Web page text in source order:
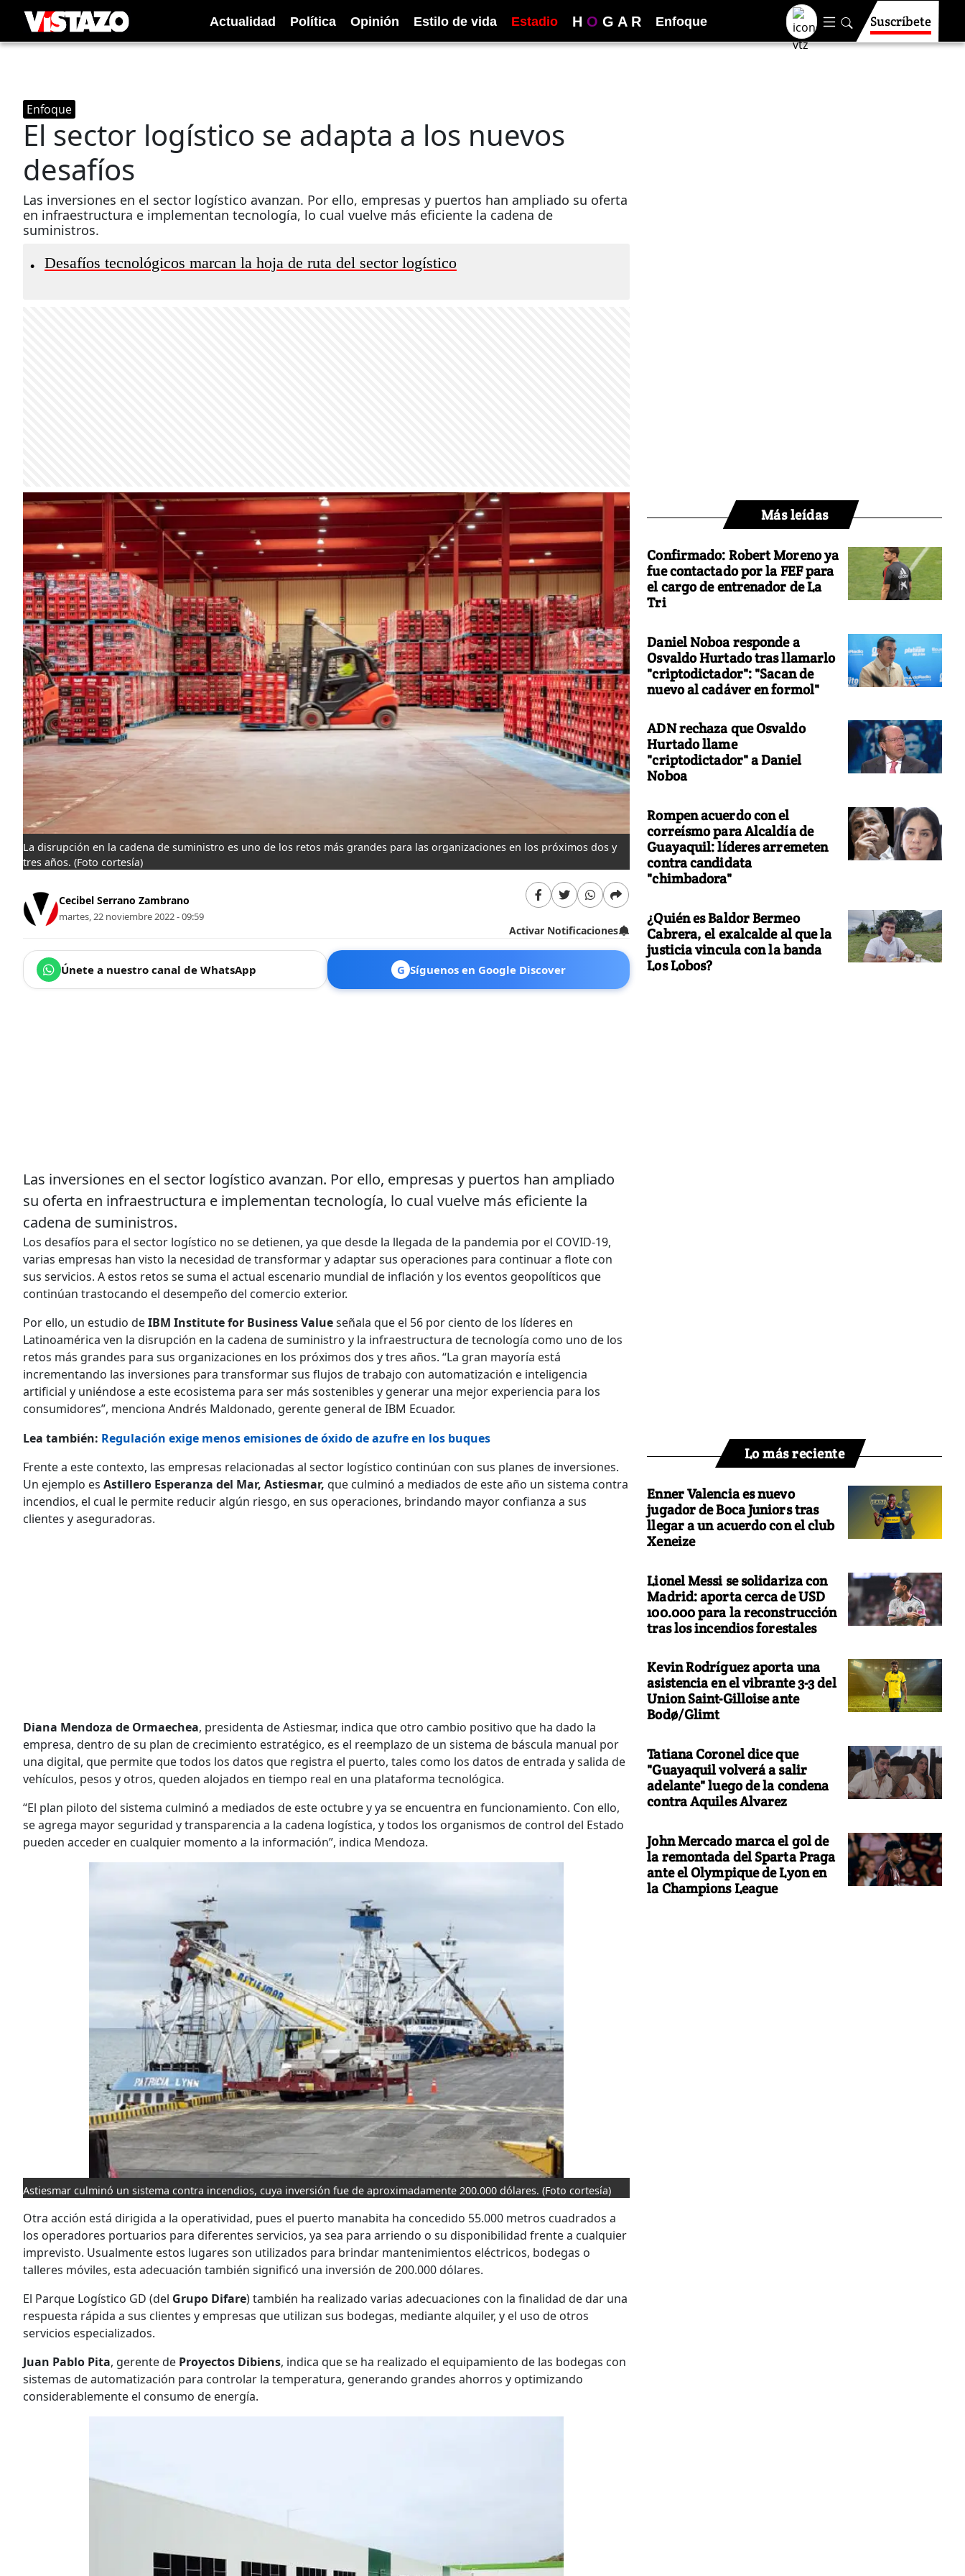
Actualidad Política Opinión Estilo de vida Estadio H O G A R Enfoque Suscríbete
Enfoque
El sector logístico se adapta a los nuevos
desafíos
Las inversiones en el sector logístico avanzan. Por ello, empresas y puertos han ampliado su oferta
en infraestructura e implementan tecnología, lo cual vuelve más eficiente la cadena de
suministros.
• Desafíos tecnológicos marcan la hoja de ruta del sector logístico
La disrupción en la cadena de suministro es uno de los retos más grandes para las organizaciones en los próximos dos y
tres años. (Foto cortesía)
Cecibel Serrano Zambrano
martes, 22 noviembre 2022 - 09:59
Activar Notificaciones
Únete a nuestro canal de WhatsApp G Síguenos en Google Discover
Las inversiones en el sector logístico avanzan. Por ello, empresas y puertos han ampliado
su oferta en infraestructura e implementan tecnología, lo cual vuelve más eficiente la
cadena de suministros.
Los desafíos para el sector logístico no se detienen, ya que desde la llegada de la pandemia por el COVID-19,
varias empresas han visto la necesidad de transformar y adaptar sus operaciones para continuar a flote con
sus servicios. A estos retos se suma el actual escenario mundial de inflación y los eventos geopolíticos que
continúan trastocando el desempeño del comercio exterior.
Por ello, un estudio deIBM Institute for Business Valueseñala que el 56 por ciento de los líderes en
Latinoamérica ven la disrupción en la cadena de suministro y la infraestructura de tecnología como uno de los
retos más grandes para sus organizaciones en los próximos dos y tres años. “La gran mayoría está
incrementando las inversiones para transformar sus flujos de trabajo con automatización e inteligencia
artificial y uniéndose a este ecosistema para ser más sostenibles y generar una mejor experiencia para los
consumidores”, menciona Andrés Maldonado, gerente general de IBM Ecuador.
Lea también: Regulación exige menos emisiones de óxido de azufre en los buques
Frente a este contexto, las empresas relacionadas al sector logístico continúan con sus planes de inversiones.
Un ejemplo es Astillero Esperanza del Mar, Astiesmar, que culminó a mediados de este año un sistema contra
incendios, el cual le permite reducir algún riesgo, en sus operaciones, brindando mayor confianza a sus
clientes y aseguradoras.
Diana Mendoza de Ormaechea, presidenta de Astiesmar, indica que otro cambio positivo que ha dado la
empresa, dentro de su plan de crecimiento estratégico, es el reemplazo de un sistema de báscula manual por
una digital, que permite que todos los datos que registra el puerto, tales como los datos de entrada y salida de
vehículos, pesos y otros, queden alojados en tiempo real en una plataforma tecnológica.
“El plan piloto del sistema culminó a mediados de este octubre y ya se encuentra en funcionamiento. Con ello,
se agrega mayor seguridad y transparencia a la cadena logística, y todos los organismos de control del Estado
pueden acceder en cualquier momento a la información”, indica Mendoza.
Astiesmar culminó un sistema contra incendios, cuya inversión fue de aproximadamente 200.000 dólares. (Foto cortesía)
Otra acción está dirigida a la operatividad, pues el puerto manabita ha concedido 55.000 metros cuadrados a
los operadores portuarios para diferentes servicios, ya sea para arriendo o su disponibilidad frente a cualquier
imprevisto. Usualmente estos lugares son utilizados para brindar mantenimientos eléctricos, bodegas o
talleres móviles, esta adecuación también significó una inversión de 200.000 dólares.
El Parque Logístico GD (del Grupo Difare) también ha realizado varias adecuaciones con la finalidad de dar una
respuesta rápida a sus clientes y empresas que utilizan sus bodegas, mediante alquiler, y el uso de otros
servicios especializados.
Juan Pablo Pita, gerente de Proyectos Dibiens, indica que se ha realizado el equipamiento de las bodegas con
sistemas de automatización para controlar la temperatura, generando grandes ahorros y optimizando
considerablemente el consumo de energía.
Más leídas
Confirmado: Robert Moreno ya
fue contactado por la FEF para
el cargo de entrenador de La
Tri
Daniel Noboa responde a
Osvaldo Hurtado tras llamarlo
"criptodictador": "Sacan de
nuevo al cadáver en formol"
ADN rechaza que Osvaldo
Hurtado llame
"criptodictador" a Daniel
Noboa
Rompen acuerdo con el
correísmo para Alcaldía de
Guayaquil: líderes arremeten
contra candidata
"chimbadora"
¿Quién es Baldor Bermeo
Cabrera, el exalcalde al que la
justicia vincula con la banda
Los Lobos?
Lo más reciente
Enner Valencia es nuevo
jugador de Boca Juniors tras
llegar a un acuerdo con el club
Xeneize
Lionel Messi se solidariza con
Madrid: aporta cerca de USD
100.000 para la reconstrucción
tras los incendios forestales
Kevin Rodríguez aporta una
asistencia en el vibrante 3-3 del
Union Saint-Gilloise ante
Bodø/Glimt
Tatiana Coronel dice que
"Guayaquil volverá a salir
adelante" luego de la condena
contra Aquiles Alvarez
John Mercado marca el gol de
la remontada del Sparta Praga
ante el Olympique de Lyon en
la Champions League